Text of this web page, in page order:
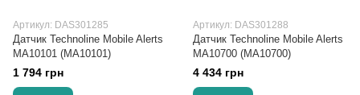
Артикул: DAS301285
Датчик Technoline Mobile Alerts
MA10101 (MA10101)
1 794 грн
Артикул: DAS301288
Датчик Technoline Mobile Alerts
MA10700 (MA10700)
4 434 грн